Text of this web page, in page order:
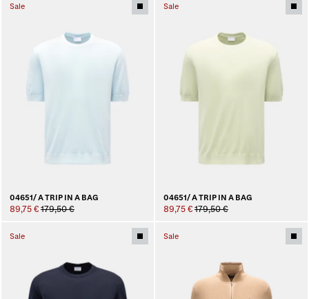
Sale
04651/ A TRIP IN A BAG
89,75 € 179,50 €
Sale
04651/ A TRIP IN A BAG
89,75 € 179,50 €
Sale Sale